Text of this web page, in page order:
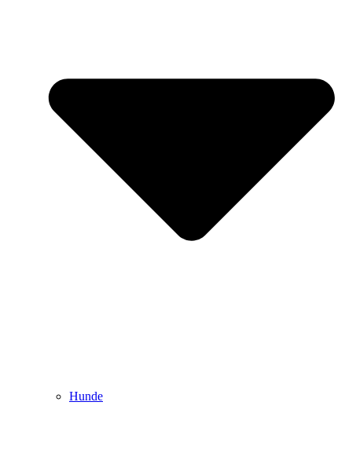
Hunde